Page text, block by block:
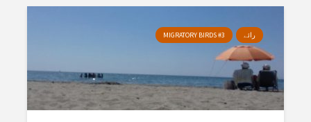
رائے MIGRATORY BIRDS #3